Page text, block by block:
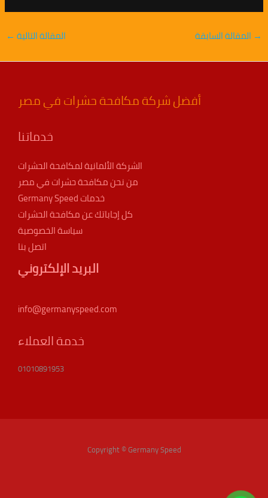
→ المقالة السابقة المقالة التالية ←
أفضل شركة مكافحة حشرات في مصر
خدماتنا
الشركة الألمانية لمكافحة الحشرات
من نحن مكافحة حشرات في مصر
خدمات Germany Speed
كل إجاباتك عن مكافحة الحشرات
سياسة الخصوصية
اتصل بنا
البريد الإلكتروني
info@germanyspeed.com
خدمة العملاء
01010891953
Copyright © Germany Speed